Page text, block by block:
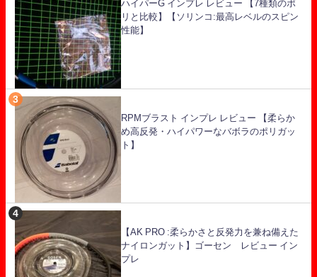
ハイパーG インプレ レビュー 【7種類のポ
リと比較】【ソリンコ:最高レベルのスピン
性能】
RPMブラスト インプレ レビュー 【柔らか
め高反発・ハイパワーなバボラのポリガッ
ト】
【AK PRO :柔らかさと反発力を兼ね備えた
ナイロンガット】ゴーセン レビュー イン
プレ